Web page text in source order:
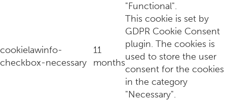
Heling versus vermijding: hoe herken je het verschil?
"Functional".
cookielawinfo-
checkbox-necessary
11
months
This cookie is set by
GDPR Cookie Consent
plugin. The cookies is
used to store the user
consent for the cookies
in the category
"Necessary".